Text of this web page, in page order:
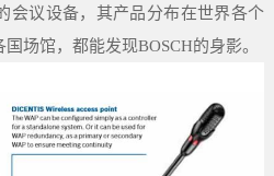
会议设备，其产品分布在世界各个
场馆，都能发现BOSCH的身影。